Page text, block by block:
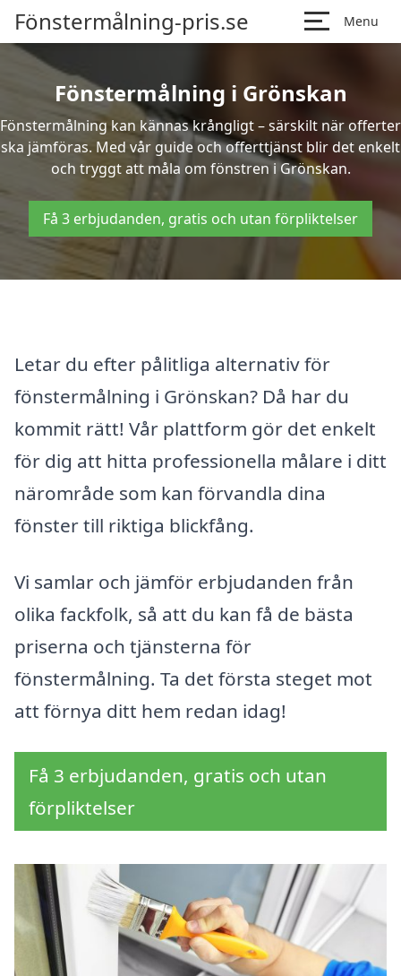
Fönstermålning-pris.se Menu
Fönstermålning i Grönskan
Fönstermålning kan kännas krångligt – särskilt när offerter
ska jämföras. Med vår guide och offerttjänst blir det enkelt
och tryggt att måla om fönstren i Grönskan.
Få 3 erbjudanden, gratis och utan förpliktelser
Letar du efter pålitliga alternativ för
fönstermålning i Grönskan? Då har du
kommit rätt! Vår plattform gör det enkelt
för dig att hitta professionella målare i ditt
närområde som kan förvandla dina
fönster till riktiga blickfång.
Vi samlar och jämför erbjudanden från
olika fackfolk, så att du kan få de bästa
priserna och tjänsterna för
fönstermålning. Ta det första steget mot
att förnya ditt hem redan idag!
Få 3 erbjudanden, gratis och utan
förpliktelser